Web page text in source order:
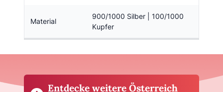
Material
900/1000 Silber | 100/1000
Kupfer
Entdecke weitere Österreich